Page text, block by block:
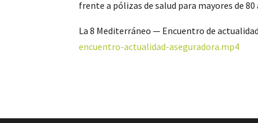
frente a pólizas de salud para mayores de
La 8 Mediterráneo — Encuentro de
encuentro-actualidad-aseguradora.mp4